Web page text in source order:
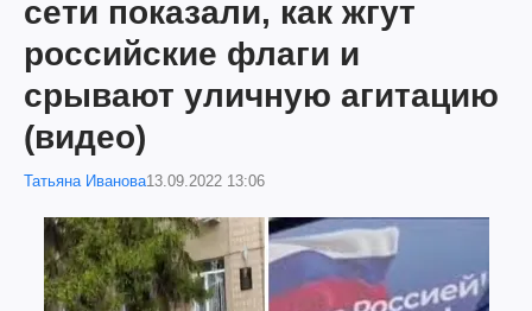
сети показали, как жгут
российские флаги и
срывают уличную агитацию
(видео)
Татьяна Иванова13.09.2022 13:06